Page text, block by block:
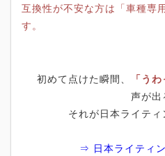
互換性が不安な方は「車種専
す。
初めて点けた瞬間、 「う
声が出
それが日本ライティ
⇒ 日本ライティ